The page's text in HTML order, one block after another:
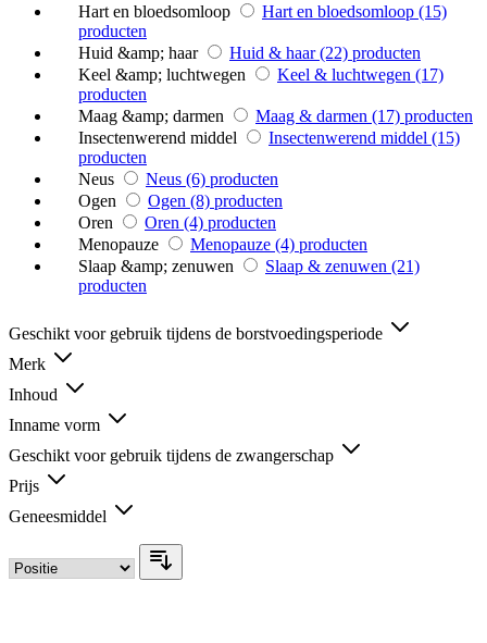
Hart en bloedsomloop
Hart en bloedsomloop (15)
producten
Huid &amp; haar
Huid & haar (22) producten
Keel &amp; luchtwegen
Keel & luchtwegen (17)
producten
Maag &amp; darmen
Maag & darmen (17) producten
Insectenwerend middel
Insectenwerend middel (15)
producten
Neus
Neus (6) producten
Ogen
Ogen (8) producten
Oren
Oren (4) producten
Menopauze
Menopauze (4) producten
Slaap &amp; zenuwen
Slaap & zenuwen (21)
producten
Geschikt voor gebruik tijdens de borstvoedingsperiode
Merk
Inhoud
Inname vorm
Geschikt voor gebruik tijdens de zwangerschap
Prijs
Geneesmiddel